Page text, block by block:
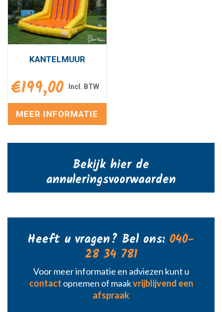
KANTELMUUR
€199,00
MEER INFORMATIE
Bekijk hier de
annuleringsvoorwaarden
Heeft u vragen? Bel ons: 040-
28 34 781
Voor meer informatie en adviezen kunt u
contact opnemen of maakvrijblijvend een
afspraak